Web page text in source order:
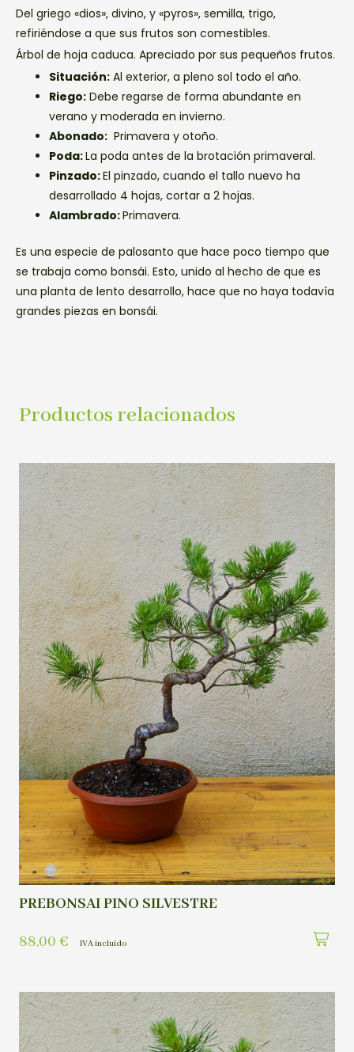
Del griego «dios», divino, y «pyros», semilla, trigo,
refiriéndose a que sus frutos son comestibles.
Árbol de hoja caduca. Apreciado por sus pequeños frutos.
Situación: Al exterior, a pleno sol todo el año.
Riego: Debe regarse de forma abundante en
verano y moderada en invierno.
Abonado: Primavera y otoño.
Poda:La poda antes de la brotación primaveral.
Pinzado:El pinzado, cuando el tallo nuevo ha
desarrollado 4 hojas, cortar a 2 hojas.
Alambrado:Primavera.
Es una especie de palosanto que hace poco tiempo que
se trabaja como bonsái. Esto, unido al hecho de que es
una planta de lento desarrollo, hace que no haya todavía
grandes piezas en bonsái.
Productos relacionados
PREBONSAI PINO SILVESTRE
88,00 € IVA incluído